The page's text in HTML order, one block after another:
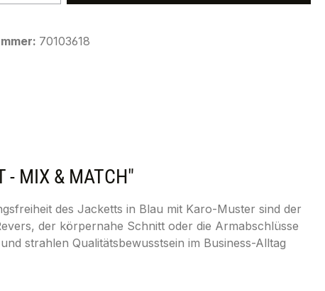
70103618
- MIX & MATCH"
des Jacketts in Blau mit Karo-Muster sind der
der körpernahe Schnitt oder die Armabschlüsse
strahlen Qualitätsbewusstsein im Business-Alltag